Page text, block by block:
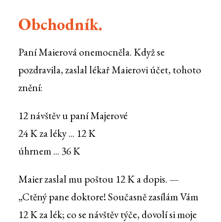
Obchodník.
Paní Maierová onemocněla. Když se
pozdravila, zaslal lékař Maierovi účet, tohoto
znění:
12 návštěv u paní Majerové
24 K za léky ... 12 K
úhrnem ... 36 K
Maier zaslal mu poštou 12 K a dopis. —
„Ctěný pane doktore! Současně zasílám Vám
12 K za lék; co se návštěv týče, dovolí si moje